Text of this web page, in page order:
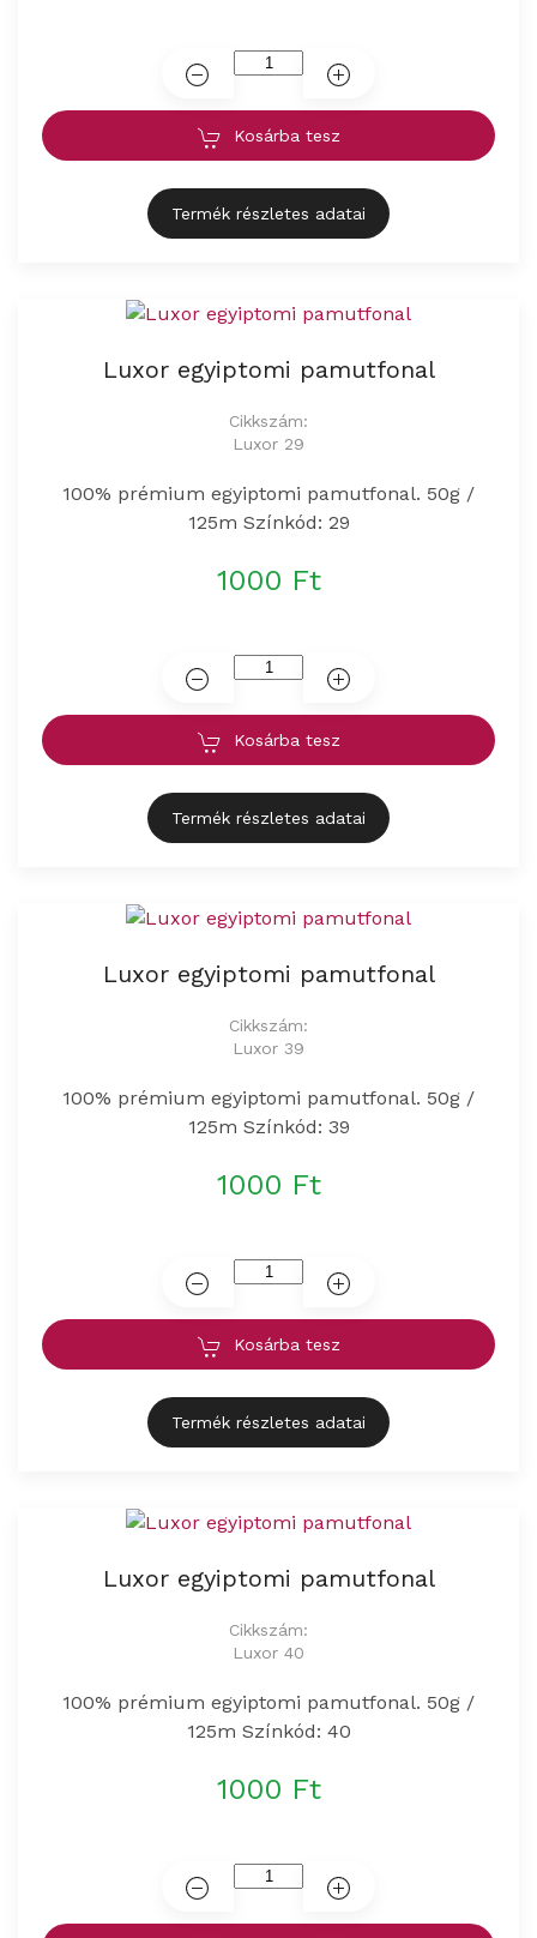
Kosárba tesz
Termék részletes adatai
Luxor egyiptomi pamutfonal
Cikkszám:
Luxor 29
100% prémium egyiptomi pamutfonal. 50g /
125m Színkód: 29
1000 Ft
Kosárba tesz
Termék részletes adatai
Luxor egyiptomi pamutfonal
Cikkszám:
Luxor 39
100% prémium egyiptomi pamutfonal. 50g /
125m Színkód: 39
1000 Ft
Kosárba tesz
Termék részletes adatai
Luxor egyiptomi pamutfonal
Cikkszám:
Luxor 40
100% prémium egyiptomi pamutfonal. 50g /
125m Színkód: 40
1000 Ft